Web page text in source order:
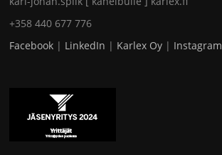
+358 440 677 776
Facebook | LinkedIn | Karlex Oy | Instagram